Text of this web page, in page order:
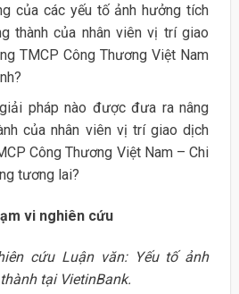
của các yếu tố ảnh hưởng tích
thành của nhân viên vị trí giao
TMCP Công Thương Việt Nam
pháp nào được đưa ra nâng
của nhân viên vị trí giao dịch
Công Thương Việt Nam – Chi
tương lai?
vi nghiên cứu
cứu Luận văn: Yếu tố ảnh
tại VietinBank.